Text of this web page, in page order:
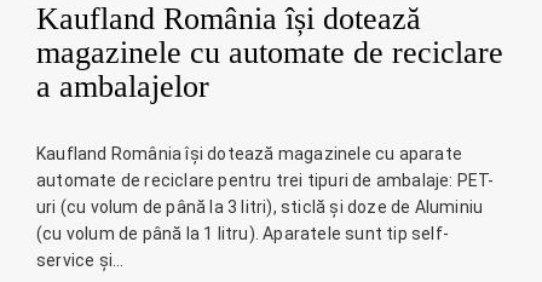
Kaufland România își dotează
magazinele cu automate de reciclare
a ambalajelor
Kaufland România își dotează magazinele cu aparate
automate de reciclare pentru trei tipuri de ambalaje: PET-
uri (cu volum de până la 3 litri), sticlă și doze de Aluminiu
(cu volum de până la 1 litru). Aparatele sunt tip self-
service și…